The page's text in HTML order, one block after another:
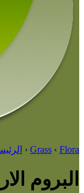
Grass ‹ Flora
‹
البروم